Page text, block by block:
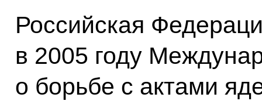
Российская
в 2005 году
о борьбе с актами